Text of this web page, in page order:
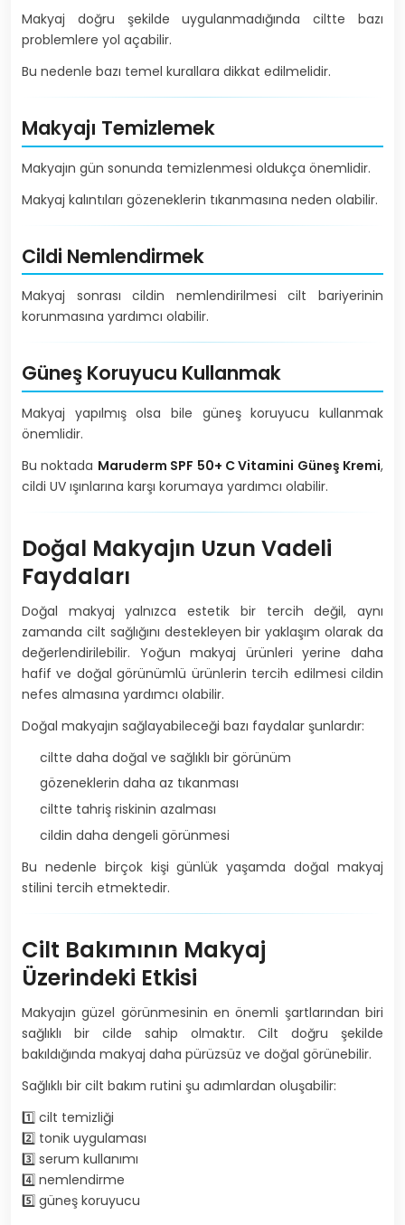
Makyaj doğru şekilde uygulanmadığında ciltte bazı
problemlere yol açabilir.
Bu nedenle bazı temel kurallara dikkat edilmelidir.
Makyajı Temizlemek
Makyajın gün sonunda temizlenmesi oldukça önemlidir.
Makyaj kalıntıları gözeneklerin tıkanmasına neden olabilir.
Cildi Nemlendirmek
Makyaj sonrası cildin nemlendirilmesi cilt bariyerinin
korunmasına yardımcı olabilir.
Güneş Koruyucu Kullanmak
Makyaj yapılmış olsa bile güneş koruyucu kullanmak
önemlidir.
Bu noktada Maruderm SPF 50+ C Vitamini Güneş Kremi,
cildi UV ışınlarına karşı korumaya yardımcı olabilir.
Doğal Makyajın Uzun Vadeli
Faydaları
Doğal makyaj yalnızca estetik bir tercih değil, aynı
zamanda cilt sağlığını destekleyen bir yaklaşım olarak da
değerlendirilebilir. Yoğun makyaj ürünleri yerine daha
hafif ve doğal görünümlü ürünlerin tercih edilmesi cildin
nefes almasına yardımcı olabilir.
Doğal makyajın sağlayabileceği bazı faydalar şunlardır:
ciltte daha doğal ve sağlıklı bir görünüm
gözeneklerin daha az tıkanması
ciltte tahriş riskinin azalması
cildin daha dengeli görünmesi
Bu nedenle birçok kişi günlük yaşamda doğal makyaj
stilini tercih etmektedir.
Cilt Bakımının Makyaj
Üzerindeki Etkisi
Makyajın güzel görünmesinin en önemli şartlarından biri
sağlıklı bir cilde sahip olmaktır. Cilt doğru şekilde
bakıldığında makyaj daha pürüzsüz ve doğal görünebilir.
Sağlıklı bir cilt bakım rutini şu adımlardan oluşabilir:
1️⃣ cilt temizliği
2️⃣ tonik uygulaması
3️⃣ serum kullanımı
4️⃣ nemlendirme
5️⃣ güneş koruyucu